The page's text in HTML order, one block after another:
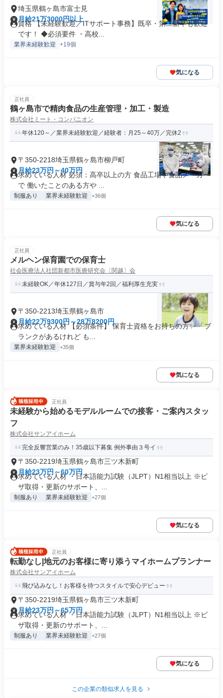
埼玉県鶴ヶ島市富士見
月給21万3000円以上
資格 【未経験歓迎／ITサポート事務】既卒・第二新卒も歓迎
です！ ◆必須要件 ・高校...
業界未経験歓迎 +19個
気になる
正社員
鶴ヶ島市で精肉食品の生産管理・加工・製造
株式会社ミート・コンパニオン
年休120～／業界未経験歓迎／経験者：月25～40万／完休2
〒350-2218埼玉県鶴ヶ島市柳戸町
月給23万円～40万円
求めている人材 必須：高卒以上の方 食品工場や食品メーカー
で 働いたことのある方や ...
制服あり 業界未経験歓迎 +36個
気になる
正社員
メルヘン保育園での保育士
社会医療法人社団新都市医療研究会〔関越〕会
未経験OK／年休127日／賞与年2回／福利厚生充実
〒350-2213埼玉県鶴ヶ島市
月給22万9300円～28万8200円
求めている人材 【必須条件】 保育士資格をお持ちの方✨ 「ブ
ランクがあるけれど も...
業界未経験歓迎 +35個
気になる
正社員
未経験から始めるモデルルームでの接客・ご案内スタッ
フ
株式会社サンアイホーム
完全反響営業のみ！35歳以下募集 例外事由３号イ
〒350-2219埼玉県鶴ヶ島市三ツ木新町
月給23万円～60万円
求めている人材 ・日本語能力試験（JLPT）N1相当以上 ※ビ
ザ取得・更新のサポート、...
制服あり 業界未経験歓迎 +27個
気になる
正社員
転勤なし|地元のお客様に寄り添うマイホームプランナー
株式会社サンアイホーム
飛び込みなし！お客様を待つスタイルで安心デビュー
〒350-2219埼玉県鶴ヶ島市三ツ木新町
月給23万円～65万円
求めている人材 ・日本語能力試験（JLPT）N1相当以上 ※ビ
ザ取得・更新のサポート、...
制服あり 業界未経験歓迎 +27個
気になる
この企業の類似求人を見る